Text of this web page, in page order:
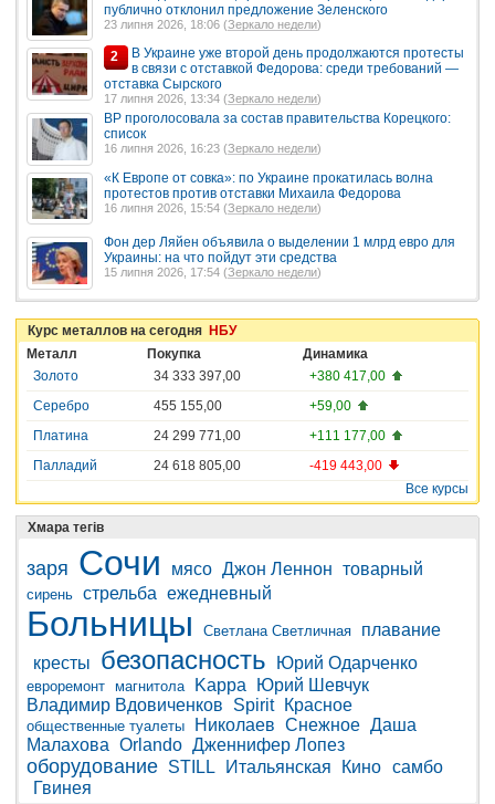
публично отклонил предложение Зеленского
23 липня 2026, 18:06 (Зеркало недели)
2
В Украине уже второй день продолжаются протесты
в связи с отставкой Федорова: среди требований —
отставка Сырского
17 липня 2026, 13:34 (Зеркало недели)
ВР проголосовала за состав правительства Корецкого:
список
16 липня 2026, 16:23 (Зеркало недели)
«К Европе от совка»: по Украине прокатилась волна
протестов против отставки Михаила Федорова
16 липня 2026, 15:54 (Зеркало недели)
Фон дер Ляйен объявила о выделении 1 млрд евро для
Украины: на что пойдут эти средства
15 липня 2026, 17:54 (Зеркало недели)
Курс металлов на сегодня НБУ
Металл
Покупка
Динамика
Золото
34 333 397,00
+380 417,00
Серебро
455 155,00
+59,00
Платина
24 299 771,00
+111 177,00
Палладий
24 618 805,00
-419 443,00
Все курсы
Хмара тегів
заря Сочи мясо Джон Леннон товарный
сирень стрельба ежедневный
Больницы Светлана Светличная
плавание
кресты
безопасность Юрий Одарченко
евроремонт магнитола Kappa
Юрий Шевчук
Владимир Вдовиченков
Spirit Красное
общественные туалеты Николаев Снежное Даша
Малахова Orlando Дженнифер Лопез
оборудование STILL Итальянская Кино самбо
Гвинея